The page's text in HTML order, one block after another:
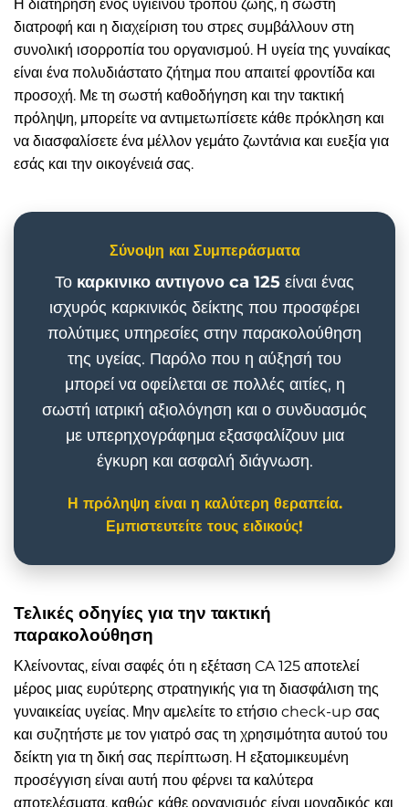
Η διατήρηση ενός υγιεινού τρόπου ζωής, η σωστή
διατροφή και η διαχείριση του στρες συμβάλλουν στη
συνολική ισορροπία του οργανισμού. Η υγεία της γυναίκας
είναι ένα πολυδιάστατο ζήτημα που απαιτεί φροντίδα και
προσοχή. Με τη σωστή καθοδήγηση και την τακτική
πρόληψη, μπορείτε να αντιμετωπίσετε κάθε πρόκληση και
να διασφαλίσετε ένα μέλλον γεμάτο ζωντάνια και ευεξία για
εσάς και την οικογένειά σας.
Σύνοψη και Συμπεράσματα
Το καρκινικο αντιγονο ca 125 είναι ένας
ισχυρός καρκινικός δείκτης που προσφέρει
πολύτιμες υπηρεσίες στην παρακολούθηση
της υγείας. Παρόλο που η αύξησή του
μπορεί να οφείλεται σε πολλές αιτίες, η
σωστή ιατρική αξιολόγηση και ο συνδυασμός
με υπερηχογράφημα εξασφαλίζουν μια
έγκυρη και ασφαλή διάγνωση.
Η πρόληψη είναι η καλύτερη θεραπεία.
Εμπιστευτείτε τους ειδικούς!
Τελικές οδηγίες για την τακτική
παρακολούθηση
Κλείνοντας, είναι σαφές ότι η εξέταση CA 125 αποτελεί
μέρος μιας ευρύτερης στρατηγικής για τη διασφάλιση της
γυναικείας υγείας. Μην αμελείτε το ετήσιο check-up σας
και συζητήστε με τον γιατρό σας τη χρησιμότητα αυτού του
δείκτη για τη δική σας περίπτωση. Η εξατομικευμένη
προσέγγιση είναι αυτή που φέρνει τα καλύτερα
αποτελέσματα, καθώς κάθε οργανισμός είναι μοναδικός και